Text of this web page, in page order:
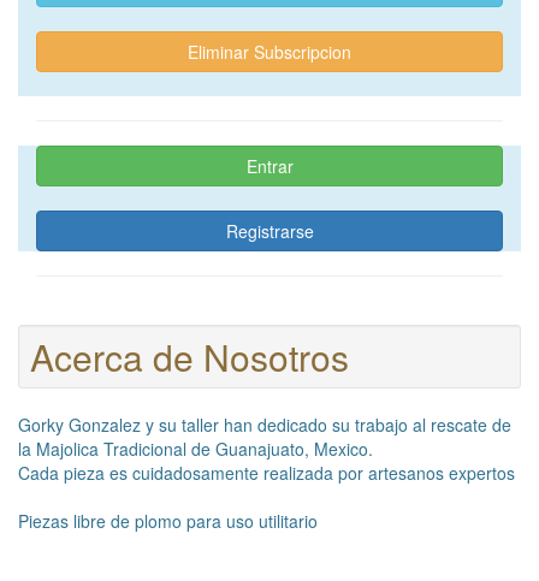
Eliminar Subscripcion
Entrar
Registrarse
Acerca de Nosotros
Gorky Gonzalez y su taller han dedicado su trabajo al rescate de
la Majolica Tradicional de Guanajuato, Mexico.
Cada pieza es cuidadosamente realizada por artesanos expertos
Piezas libre de plomo para uso utilitario